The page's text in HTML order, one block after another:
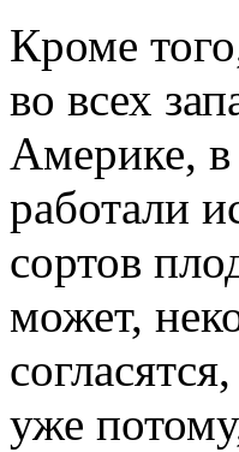
Кроме
во всех
Америке, в
работали
сортов
может,
уже